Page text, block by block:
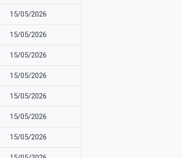
15/05/2026
15/05/2026
15/05/2026
15/05/2026
15/05/2026
15/05/2026
15/05/2026